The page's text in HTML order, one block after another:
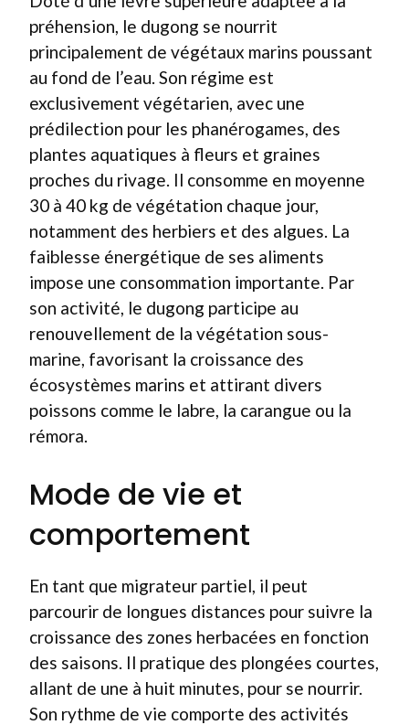
préhension, le dugong se nourrit
principalement de végétaux marins poussant
au fond de l’eau. Son régime est
exclusivement végétarien, avec une
prédilection pour les phanérogames, des
plantes aquatiques à fleurs et graines
proches du rivage. Il consomme en moyenne
30 à 40 kg de végétation chaque jour,
notamment des herbiers et des algues. La
faiblesse énergétique de ses aliments
impose une consommation importante. Par
son activité, le dugong participe au
renouvellement de la végétation sous-
marine, favorisant la croissance des
écosystèmes marins et attirant divers
poissons comme le labre, la carangue ou la
rémora.
Mode de vie et
comportement
En tant que migrateur partiel, il peut
parcourir de longues distances pour suivre la
croissance des zones herbacées en fonction
des saisons. Il pratique des plongées courtes,
allant de une à huit minutes, pour se nourrir.
Son rythme de vie comporte des activités